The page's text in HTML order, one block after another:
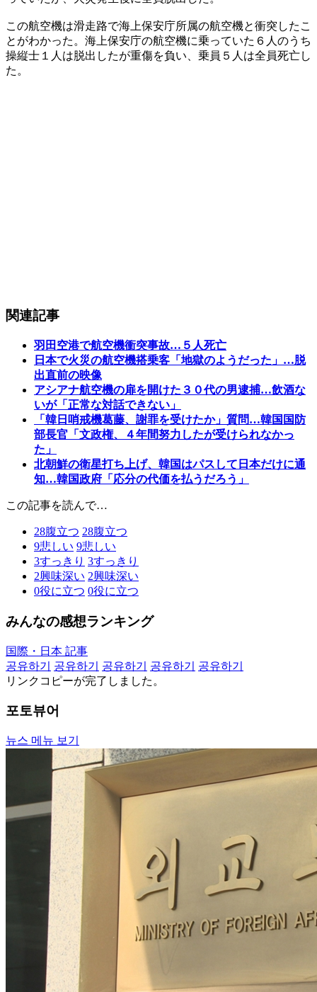
この航空機は滑走路で海上保安庁所属の航空機と衝突したこ
とがわかった。海上保安庁の航空機に乗っていた６人のうち
操縦士１人は脱出したが重傷を負い、乗員５人は全員死亡し
た。
関連記事
羽田空港で航空機衝突事故…５人死亡
日本で火災の航空機搭乗客「地獄のようだった」…脱
出直前の映像
アシアナ航空機の扉を開けた３０代の男逮捕…飲酒な
いが「正常な対話できない」
「韓日哨戒機葛藤、謝罪を受けたか」質問…韓国国防
部長官「文政権、４年間努力したが受けられなかっ
た」
北朝鮮の衛星打ち上げ、韓国はパスして日本だけに通
知…韓国政府「応分の代価を払うだろう」
この記事を読んで…
28腹立つ 28腹立つ
9悲しい 9悲しい
3すっきり 3すっきり
2興味深い 2興味深い
0役に立つ 0役に立つ
みんなの感想ランキング
国際・日本 記事
공유하기
공유하기 공유하기 공유하기
공유하기
リンクコピーが完了しました。
포토뷰어
뉴스 메뉴 보기